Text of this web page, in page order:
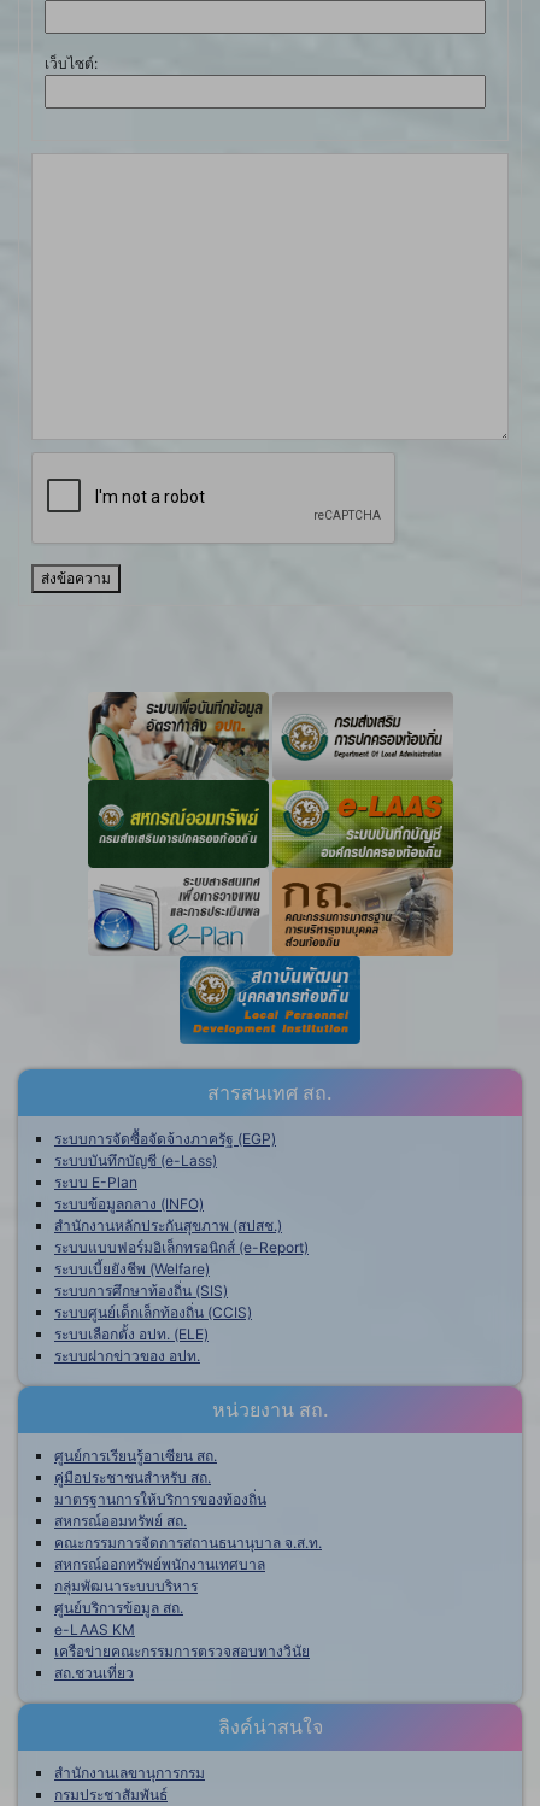
เว็บไซต์:
ส่งข้อความ
สารสนเทศ สถ.
ระบบการจัดซื้อจัดจ้างภาครัฐ (EGP)
ระบบบันทึกบัญชี (e-Lass)
ระบบ E-Plan
ระบบข้อมูลกลาง (INFO)
สำนักงานหลักประกันสุขภาพ (สปสช.)
ระบบแบบฟอร์มอิเล็กทรอนิกส์ (e-Report)
ระบบเบี้ยยังชีพ (Welfare)
ระบบการศึกษาท้องถิ่น (SIS)
ระบบศูนย์เด็กเล็กท้องถิ่น (CCIS)
ระบบเลือกตั้ง อปท. (ELE)
ระบบฝากข่าวของ อปท.
หน่วยงาน สถ.
ศูนย์การเรียนรู้อาเซียน สถ.
คู่มือประชาชนสำหรับ สถ.
มาตรฐานการให้บริการของท้องถิ่น
สหกรณ์ออมทรัพย์ สถ.
คณะกรรมการจัดการสถานธนานุบาล จ.ส.ท.
สหกรณ์ออกทรัพย์พนักงานเทศบาล
กลุ่มพัฒนาระบบบริหาร
ศูนย์บริการข้อมูล สถ.
e-LAAS KM
เครือข่ายคณะกรรมการตรวจสอบทางวินัย
สถ.ชวนเที่ยว
ลิงค์น่าสนใจ
สำนักงานเลขานุการกรม
กรมประชาสัมพันธ์